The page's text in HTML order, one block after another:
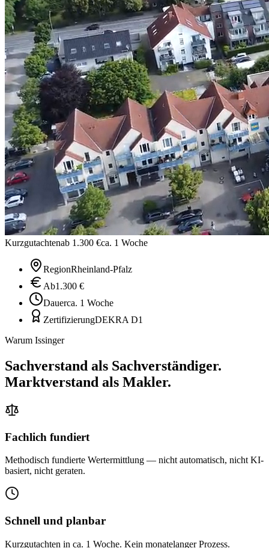
Kurzgutachtenab 1.300 €ca. 1 Woche
RegionRheinland-Pfalz
Ab1.300 €
Dauerca. 1 Woche
ZertifizierungDEKRA D1
Warum Issinger
Sachverstand als Sachverständiger.
Marktverstand als Makler.
Fachlich fundiert
Methodisch fundierte Wertermittlung — nicht automatisch, nicht KI-
basiert, nicht geraten.
Schnell und planbar
Kurzgutachten in ca. 1 Woche. Kein monatelanger Prozess.